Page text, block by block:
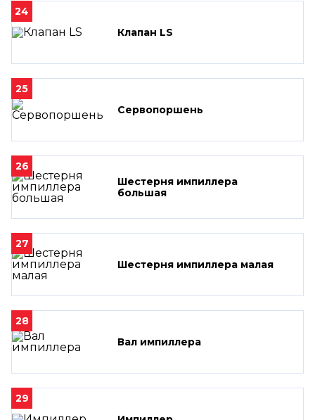
24
Клапан LS
25
Сервопоршень
26
Шестерня импиллера
большая
27
Шестерня импиллера малая
28
Вал импиллера
29